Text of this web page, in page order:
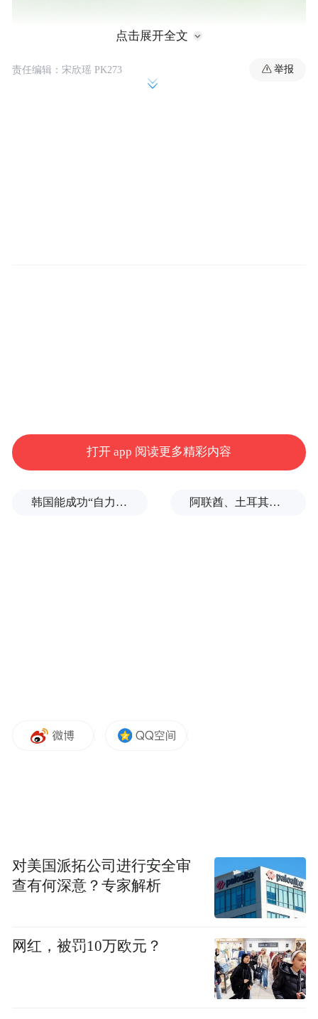
是实力出圈，斩获两项核心大奖：编剧王贺
凭借细腻扎实、贴近生活的剧本创作，拿下
感、充满烟火气的精湛演绎，摘得最佳女配
点击展开全文
责任编辑：宋欣瑶 PK273 举报
打开 app 阅读更多精彩内容
韩国能成功“自力更生”吗？ 阿联酋、土耳其、沙特等8国外长发表联合声明
对美国派拓公司进行安全审
查有何深意？专家解析
网红，被罚10万欧元？